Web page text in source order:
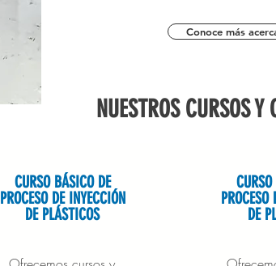
Conoce más
NUESTROS CURSOS
CURSO BÁSICO DE
PROCESO DE INYECCIÓN
DE PLÁSTICOS
PROCESO
DE